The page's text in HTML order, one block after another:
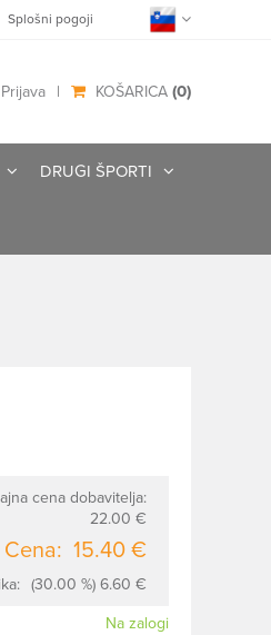
Splošni pogoji
KOŠARICA (0)
|
Prijava
DRUGI ŠPORTI
cena dobavitelja:
22.00 €
Cena: 15.40 €
(30.00 %) 6.60 €
Na zalogi